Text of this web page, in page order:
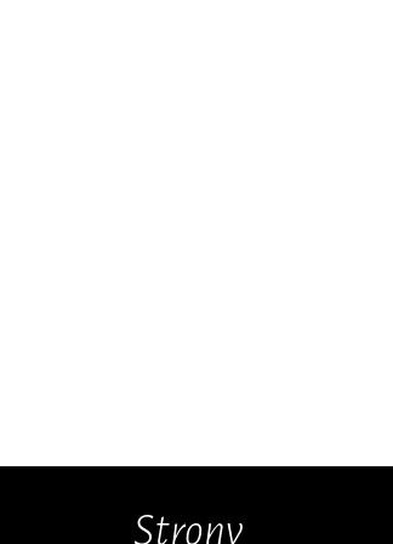
Strony